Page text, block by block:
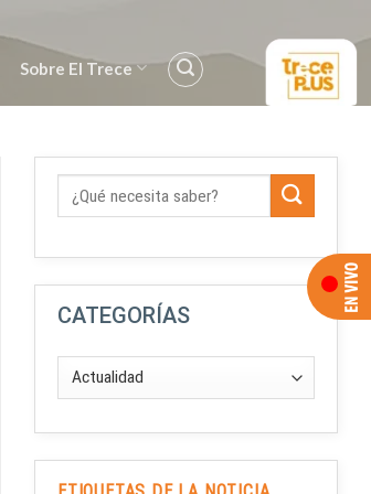
Sobre El Trece
CATEGORÍAS